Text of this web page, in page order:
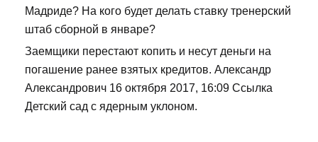
Мадриде? На кого будет делать ставку тренерский
штаб сборной в январе?
Заемщики перестают копить и несут деньги на
погашение ранее взятых кредитов. Александр
Александрович 16 октября 2017, 16:09 Ссылка
Детский сад с ядерным уклоном.